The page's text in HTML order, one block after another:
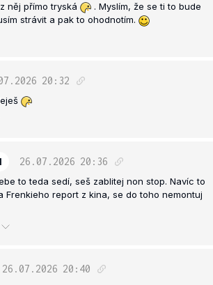
něj přímo tryská
. Myslím, že se ti to bude
strávit a pak to ohodnotím.
20:32
26.07.2026 20:36
to teda sedí, seš zablitej non stop. Navíc to
Frenkieho report z kina, se do toho nemontuj
26.07.2026 20:40